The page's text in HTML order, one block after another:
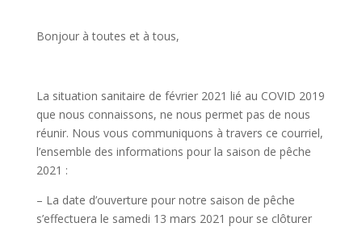
Bonjour à toutes et à tous,
La situation sanitaire de février 2021 lié au COVID 2019
que nous connaissons, ne nous permet pas de nous
réunir. Nous vous communiquons à travers ce courriel,
l’ensemble des informations pour la saison de pêche
2021 :
– La date d’ouverture pour notre saison de pêche
s’effectuera le samedi 13 mars 2021 pour se clôturer